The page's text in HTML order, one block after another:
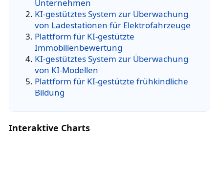
Unternehmen
KI-gestütztes System zur Überwachung
von Ladestationen für Elektrofahrzeuge
Plattform für KI-gestützte
Immobilienbewertung
KI-gestütztes System zur Überwachung
von KI-Modellen
Plattform für KI-gestützte frühkindliche
Bildung
Interaktive Charts